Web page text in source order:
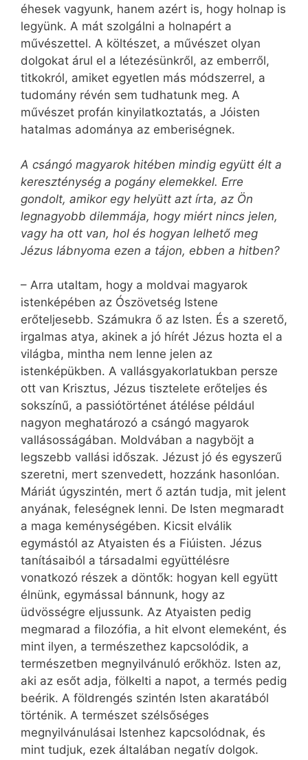
éhesek vagyunk, hanem azért is, hogy holnap is
legyünk. A mát szolgálni a holnapért a
művészettel. A költészet, a művészet olyan
dolgokat árul el a létezésünkről, az emberről,
titkokról, amiket egyetlen más módszerrel, a
tudomány révén sem tudhatunk meg. A
művészet profán kinyilatkoztatás, a Jóisten
hatalmas adománya az emberiségnek.
A csángó magyarok hitében mindig együtt élt a
kereszténység a pogány elemekkel. Erre
gondolt, amikor egy helyütt azt írta, az Ön
legnagyobb dilemmája, hogy miért nincs jelen,
vagy ha ott van, hol és hogyan lelhető meg
Jézus lábnyoma ezen a tájon, ebben a hitben?
– Arra utaltam, hogy a moldvai magyarok
istenképében az Ószövetség Istene
erőteljesebb. Számukra ő az Isten. És a szerető,
irgalmas atya, akinek a jó hírét Jézus hozta el a
világba, mintha nem lenne jelen az
istenképükben. A vallásgyakorlatukban persze
ott van Krisztus, Jézus tisztelete erőteljes és
sokszínű, a passiótörténet átélése például
nagyon meghatározó a csángó magyarok
vallásosságában. Moldvában a nagyböjt a
legszebb vallási időszak. Jézust jó és egyszerű
szeretni, mert szenvedett, hozzánk hasonlóan.
Máriát úgyszintén, mert ő aztán tudja, mit jelent
anyának, feleségnek lenni. De Isten megmaradt
a maga keménységében. Kicsit elválik
egymástól az Atyaisten és a Fiúisten. Jézus
tanításaiból a társadalmi együttélésre
vonatkozó részek a döntők: hogyan kell együtt
élnünk, egymással bánnunk, hogy az
üdvösségre eljussunk. Az Atyaisten pedig
megmarad a filozófia, a hit elvont elemeként, és
mint ilyen, a természethez kapcsolódik, a
természetben megnyilvánuló erőkhöz. Isten az,
aki az esőt adja, fölkelti a napot, a termés pedig
beérik. A földrengés szintén Isten akaratából
történik. A természet szélsőséges
megnyilvánulásai Istenhez kapcsolódnak, és
mint tudjuk, ezek általában negatív dolgok.